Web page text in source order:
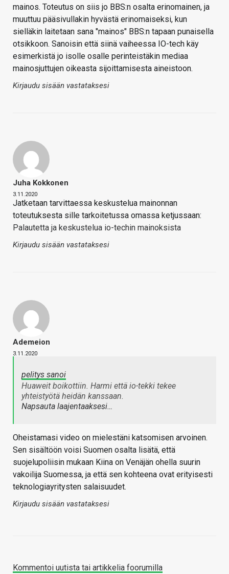
mainos. Toteutus on siis jo BBS:n osalta erinomainen, ja
muuttuu pääsivullakin hyvästä erinomaiseksi, kun
sielläkin laitetaan sana "mainos" BBS:n tapaan punaisella
otsikkoon. Sanoisin että siinä vaiheessa IO-tech käy
esimerkistä jo isolle osalle perinteistäkin mediaa
mainosjuttujen oikeasta sijoittamisesta aineistoon.
Kirjaudu sisään vastataksesi
Juha Kokkonen
3.11.2020
Jatketaan tarvittaessa keskustelua mainonnan
toteutuksesta sille tarkoitetussa omassa ketjussaan:
Palautetta ja keskustelua io-techin mainoksista
Kirjaudu sisään vastataksesi
Ademeion
3.11.2020
pelitys sanoi
Huaweit boikottiin. Harmi että io-tekki tekee
yhteistyötä heidän kanssaan.
Napsauta laajentaaksesi…
Oheistamasi video on mielestäni katsomisen arvoinen.
Sen sisältöön voisi Suomen osalta lisätä, että
suojelupoliisin mukaan Kiina on Venäjän ohella suurin
vakoilija Suomessa, ja että sen kohteena ovat erityisesti
teknologiayritysten salaisuudet.
Kirjaudu sisään vastataksesi
Kommentoi uutista tai artikkelia foorumilla